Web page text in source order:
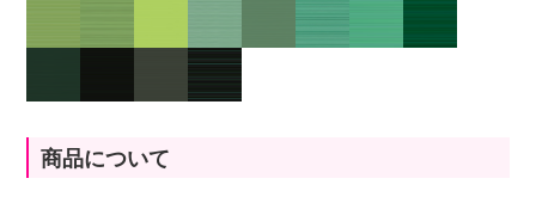
商品について